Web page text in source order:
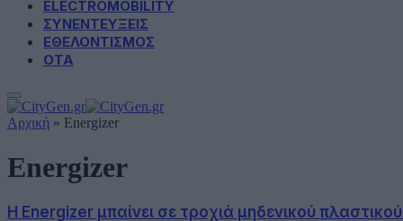
ELECTROMOBILITY
ΣΥΝΕΝΤΕΥΞΕΙΣ
ΕΘΕΛΟΝΤΙΣΜΟΣ
ΟΤΑ
Αρχική » Energizer
Energizer
Η Energizer μπαίνει σε τροχιά μηδενικού